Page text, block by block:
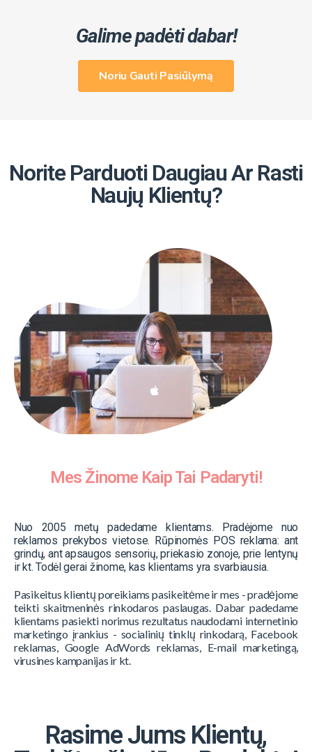
Galime padėti dabar!
Noriu Gauti Pasiūlymą
Norite Parduoti Daugiau Ar Rasti
Naujų Klientų?
Mes Žinome Kaip Tai Padaryti!
Nuo 2005 metų padedame klientams. Pradėjome nuo
reklamos prekybos vietose. Rūpinomės POS reklama: ant
grindų, ant apsaugos sensorių, priekasio zonoje, prie lentynų
ir kt. Todėl gerai žinome, kas klientams yra svarbiausia.
Pasikeitus klientų poreikiams pasikeitėme ir mes - pradėjome
teikti skaitmeninės rinkodaros paslaugas. Dabar padedame
klientams pasiekti norimus rezultatus naudodami internetinio
marketingo įrankius - socialinių tinklų rinkodarą, Facebook
reklamas, Google AdWords reklamas, E-mail marketingą,
virusines kampanijas ir kt.
Rasime Jums Klientų,